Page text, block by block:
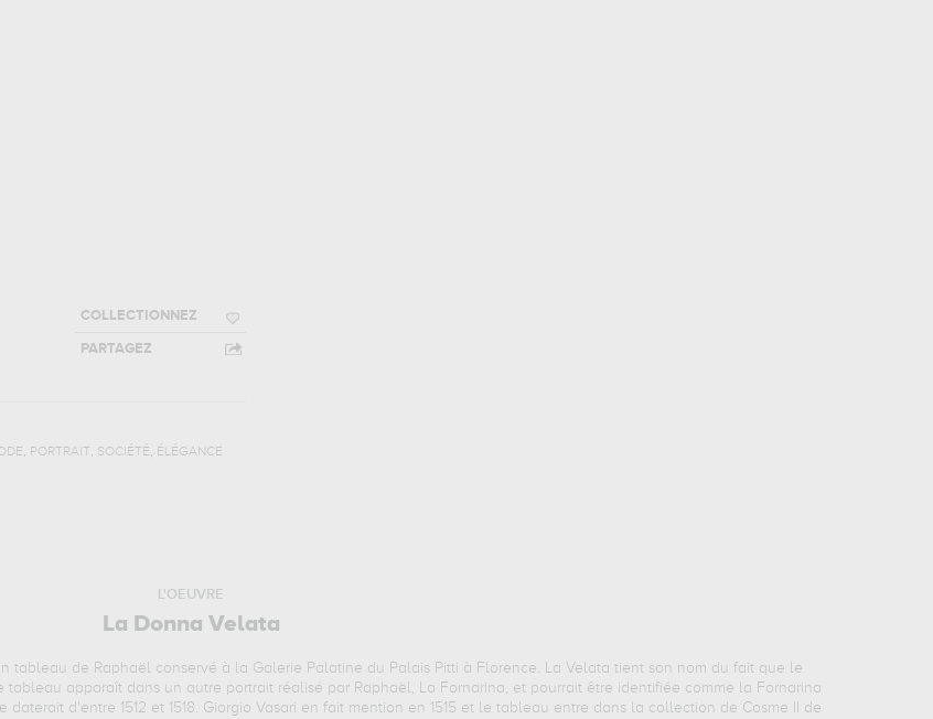
COLLECTIONNEZ
PARTAGEZ
, PORTRAIT, SOCIÉTÉ, ÉLÉGANCE
L'OEUVRE
La Donna Velata
tableau de Raphaël conservé à la Galerie Palatine du Palais Pitti à Florence. La Velata tient son nom du fait que le
apparaît dans un autre portrait réalisé par Raphaël, La Fornarina, et pourrait être identifiée comme la Fornarina
d'entre 1512 et 1518. Giorgio Vasari en fait mention en 1515 et le tableau entre dans la collection de Cosme II de